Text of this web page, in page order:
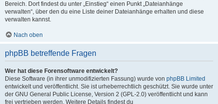
Bereich. Dort findest du unter „Einstieg“ einen Punkt „Dateianhänge
verwalten“, über den du eine Liste deiner Dateianhänge erhalten und diese
verwalten kannst.
Nach oben
phpBB betreffende Fragen
Wer hat diese Forensoftware entwickelt?
Diese Software (in ihrer unmodifizierten Fassung) wurde von phpBB Limited
entwickelt und veröffentlicht. Sie ist urheberrechtlich geschützt. Sie wurde unter
der GNU General Public License, Version 2 (GPL-2.0) veröffentlicht und kann
frei vertrieben werden. Weitere Details findest du